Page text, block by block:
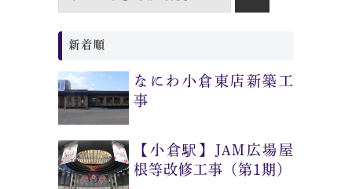
新着順
なにわ小倉東店新築工
事
【小倉駅】JAM広場屋
根等改修工事（第1期）